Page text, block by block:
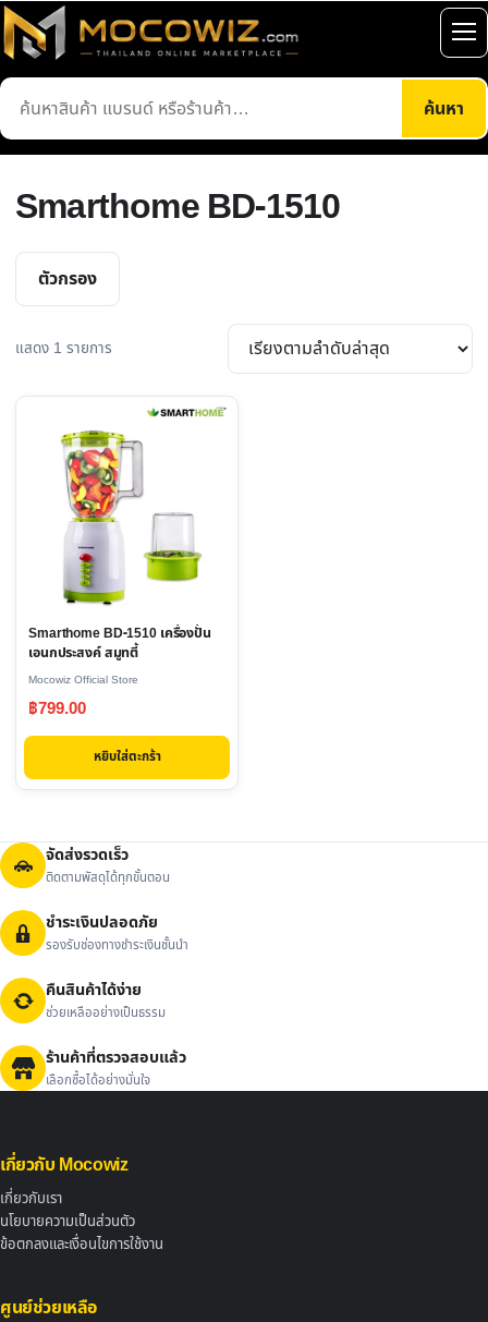
ข้าม
ไป
เนื้อหา
ค้นหา
สินค้า
ค้นหา
เปิ
เม
Smarthome BD-1510
ตัวกรอง
แสดง 1 รายการ
Smarthome BD-1510 เครื่องปั่น
เอนกประสงค์ สมูทตี้
Mocowiz Official Store
฿799.00
หยิบใส่ตะกร้า
จัดส่งรวดเร็ว
ติดตามพัสดุได้ทุกขั้นตอน
ชำระเงินปลอดภัย
รองรับช่องทางชำระเงินชั้นนำ
คืนสินค้าได้ง่าย
ช่วยเหลืออย่างเป็นธรรม
ร้านค้าที่ตรวจสอบแล้ว
เลือกซื้อได้อย่างมั่นใจ
เกี่ยวกับ Mocowiz
เกี่ยวกับเรา
นโยบายความเป็นส่วนตัว
ข้อตกลงและเงื่อนไขการใช้งาน
ศูนย์ช่วยเหลือ